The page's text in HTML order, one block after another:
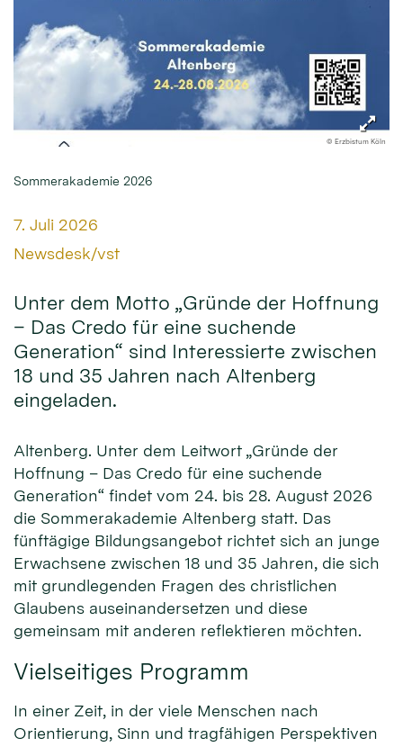
© Erzbistum Köln
Sommerakademie 2026
Datum:
7. Juli 2026
Von:
Newsdesk/vst
Unter dem Motto „Gründe der Hoffnung
– Das Credo für eine suchende
Generation“ sind Interessierte zwischen
18 und 35 Jahren nach Altenberg
eingeladen.
Altenberg. Unter dem Leitwort „Gründe der
Hoffnung – Das Credo für eine suchende
Generation“ findet vom 24. bis 28. August 2026
die Sommerakademie Altenberg statt. Das
fünftägige Bildungsangebot richtet sich an junge
Erwachsene zwischen 18 und 35 Jahren, die sich
mit grundlegenden Fragen des christlichen
Glaubens auseinandersetzen und diese
gemeinsam mit anderen reflektieren möchten.
Vielseitiges Programm
In einer Zeit, in der viele Menschen nach
Orientierung, Sinn und tragfähigen Perspektiven